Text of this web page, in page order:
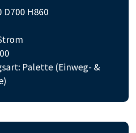
D700 H860
Palette (Einweg- &